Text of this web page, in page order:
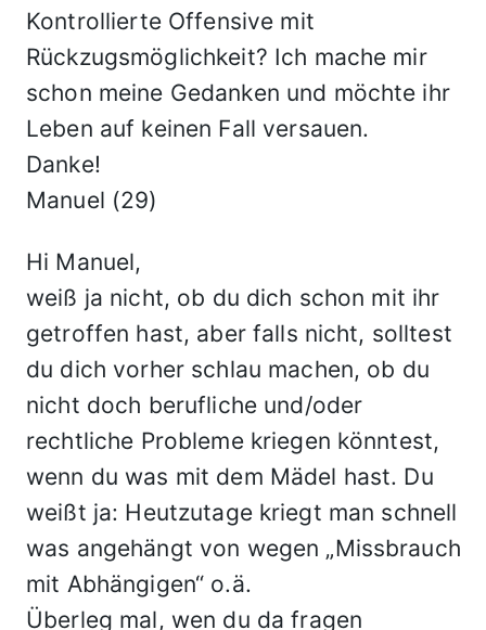
Kontrollierte Offensive mit
Rückzugsmöglichkeit? Ich mache mir
schon meine Gedanken und möchte ihr
Leben auf keinen Fall versauen.
Danke!
Manuel (29)
Hi Manuel,
weiß ja nicht, ob du dich schon mit ihr
getroffen hast, aber falls nicht, solltest
du dich vorher schlau machen, ob du
nicht doch berufliche und/oder
rechtliche Probleme kriegen könntest,
wenn du was mit dem Mädel hast. Du
weißt ja: Heutzutage kriegt man schnell
was angehängt von wegen „Missbrauch
mit Abhängigen“ o.ä.
Überleg mal, wen du da fragen